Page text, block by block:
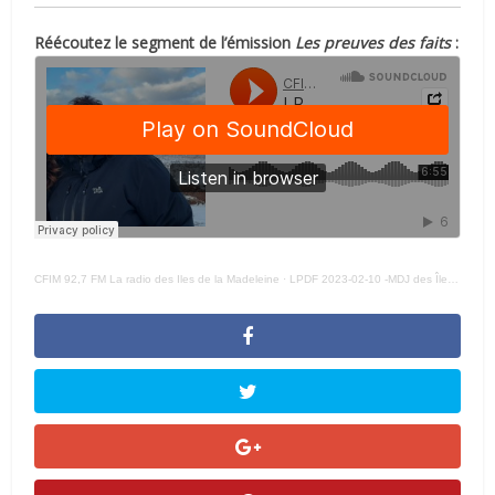
Réécoutez le segment de l’émission Les preuves des faits:
CFIM 92,7 FM La radio des Iles de la Madeleine · LPDF 2023-02-10 -MDJ des Îles : 40 années de plaisir à soutenir le parcours des jeunes